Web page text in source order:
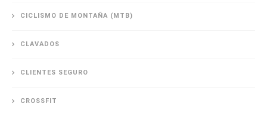
CICLISMO DE MONTAÑA (MTB)
CLAVADOS
CLIENTES SEGURO
CROSSFIT